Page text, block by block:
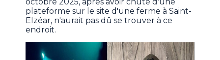
plateforme sur le site d'une ferme à Saint-
Elzéar, n'aurait pas dû se trouver à ce
endroit.